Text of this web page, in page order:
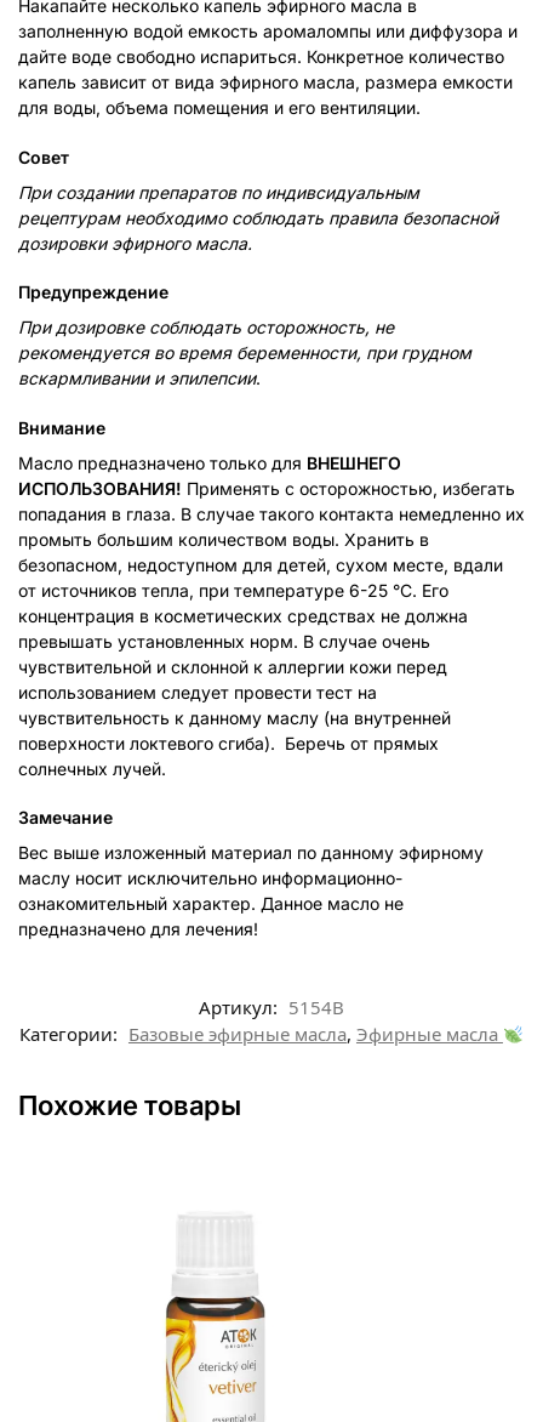
Накапайте несколько капель эфирного масла в
заполненную водой емкость аромаломпы или диффузора и
дайте воде свободно испариться. Конкретное количество
капель зависит от вида эфирного масла, размера емкости
для воды, объема помещения и его вентиляции.
Совет
При создании препаратов по индивсидуальным
рецептурам необходимо соблюдать правила безопасной
дозировки эфирного масла.
Предупреждение
При дозировке соблюдать осторожность, не
рекомендуется во время беременности, при грудном
вскармливании и эпилепсии.
Внимание
Масло предназначено только для ВНЕШНЕГО
ИСПОЛЬЗОВАНИЯ! Применять с осторожностью, избегать
попадания в глаза. В случае такого контакта немедленно их
промыть большим количеством воды. Хранить в
безопасном, недоступном для детей, сухом месте, вдали
от источников тепла, при температуре 6-25 °C. Его
концентрация в косметических средствах не должна
превышать установленных норм. В случае очень
чувствительной и склонной к аллергии кожи перед
использованием следует провести тест на
чувствительность к данному маслу (на внутренней
поверхности локтевого сгиба). Беречь от прямых
солнечных лучей.
Замечание
Вес выше изложенный материал по данному эфирному
маслу носит исключительно информационно-
ознакомительный характер. Данное масло не
предназначено для лечения!
Артикул: 5154B
Категории: Базовые эфирные масла, Эфирные масла
Похожие товары